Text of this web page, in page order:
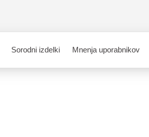
Sorodni izdelki Mnenja uporabnikov